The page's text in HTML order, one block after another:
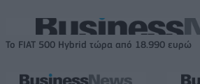
Το FIAT 500 Hybrid τώρα από 18.990 ευρώ